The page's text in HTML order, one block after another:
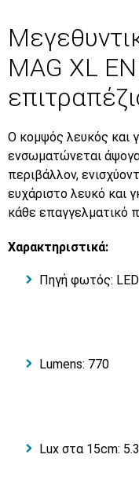
MAG XL
Ο κομψός λευκός και
ενσωματώνεται
περιβάλλον,
ευχάριστο λευκό και
κάθε επαγγελματικό
Xαρακτηριστικά:
Πηγή φωτός: LED
Lumens: 770
Lux στα 15cm: